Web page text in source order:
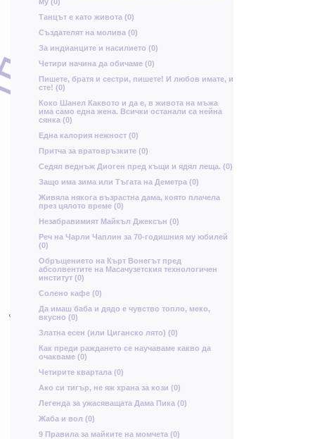
Ш
ц
Ъ
ъ
д
д
н
ц
Д
д
к
б
Ф
У
Р
е
й
Танцът е като живота (0)
Създателят на молива (0)
За индианците и насилието (0)
Четири начина да обичаме (0)
Пишете, братя и сестри, пишете! И любов имате, и
сте! (0)
Коко Шанел Каквото и да е, в живота на мъжа
има само една жена. Всички останали са нейна
сянка (0)
Една калория нежност (0)
Притча за вратовръзките (0)
Седял веднъж Диоген пред къщи и ядял леща. (0)
Защо има зима или Тъгата на Деметра (0)
Живяла някога възрастна дама, която плачела
през цялото време (0)
Незабравимият Майкъл Джексън (0)
Реч на Чарли Чаплин за 70-годишния му юбилей
(0)
Oбръщението на Кърт Вонегът пред
абсолвентите на Масачузетския технологичен
институт (0)
Солено кафе (0)
Да имаш баба и дядо е чувство топло, меко,
вкусно (0)
Златна есен (или Циганско лято) (0)
Как преди раждането се научаваме какво да
очакваме (0)
Четирите квартала (0)
Ако си тигър, не яж храна за кози (0)
Легенда за ужасяващата Дама Пика (0)
Жаба и вол (0)
9 Правила за майките на момчета (0)